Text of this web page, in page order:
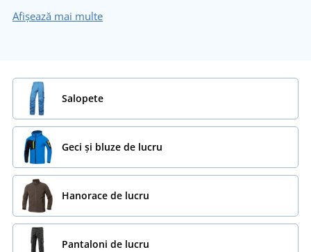
Afișează mai multe
Salopete
Geci și bluze de lucru
Hanorace de lucru
Pantaloni de lucru